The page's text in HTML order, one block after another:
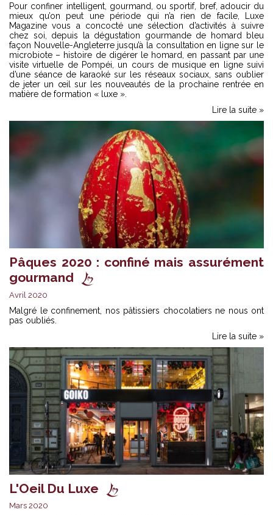
Pour confiner intelligent, gourmand, ou sportif, bref, adoucir du
mieux qu’on peut une période qui n’a rien de facile, Luxe
Magazine vous a concocté une sélection d’activités à suivre
chez soi, depuis la dégustation gourmande de homard bleu
façon Nouvelle-Angleterre jusqu’à la consultation en ligne sur le
microbiote – histoire de digérer le homard, en passant par une
visite virtuelle de Pompéi, un cours de musique en ligne suivi
d’une séance de karaoké sur les réseaux sociaux, sans oublier
de jeter un œil sur les nouveautés de la prochaine rentrée en
matière de formation « luxe ».
Lire la suite »
Pâques 2020 : confiné mais assurément
gourmand
Avril 2020
Malgré le confinement, nos pâtissiers chocolatiers ne nous ont
pas oubliés.
Lire la suite »
L'Oeil Du Luxe
Mars 2020